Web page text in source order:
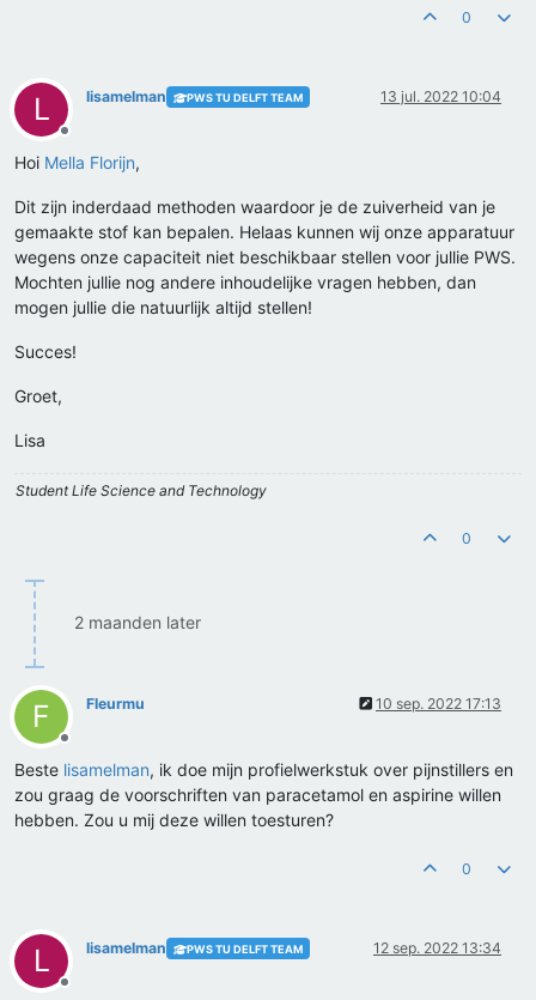
0
L
Offline
lisamelman PWS TU DELFT TEAM 13 jul. 2022 10:04
Hoi Mella Florijn,
Dit zijn inderdaad methoden waardoor je de zuiverheid van je
gemaakte stof kan bepalen. Helaas kunnen wij onze apparatuur
wegens onze capaciteit niet beschikbaar stellen voor jullie PWS.
Mochten jullie nog andere inhoudelijke vragen hebben, dan
mogen jullie die natuurlijk altijd stellen!
Succes!
Groet,
Lisa
Student Life Science and Technology
0
2 maanden later
F
Offline
Fleurmu 10 sep. 2022 17:13
Beste lisamelman, ik doe mijn profielwerkstuk over pijnstillers en
zou graag de voorschriften van paracetamol en aspirine willen
hebben. Zou u mij deze willen toesturen?
0
L
Offline
lisamelman PWS TU DELFT TEAM 12 sep. 2022 13:34